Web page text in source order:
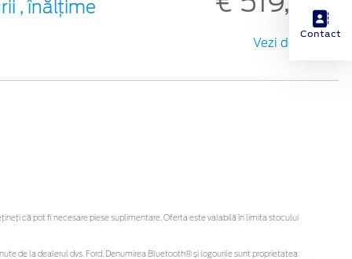
, înălțime
Vezi detalii
că pot fi necesare piese suplimentare. Oferta este valabilă în limita stocului
de la dealerul dvs. Ford. Denumirea Bluetooth® și logourile sunt proprietatea
Contact